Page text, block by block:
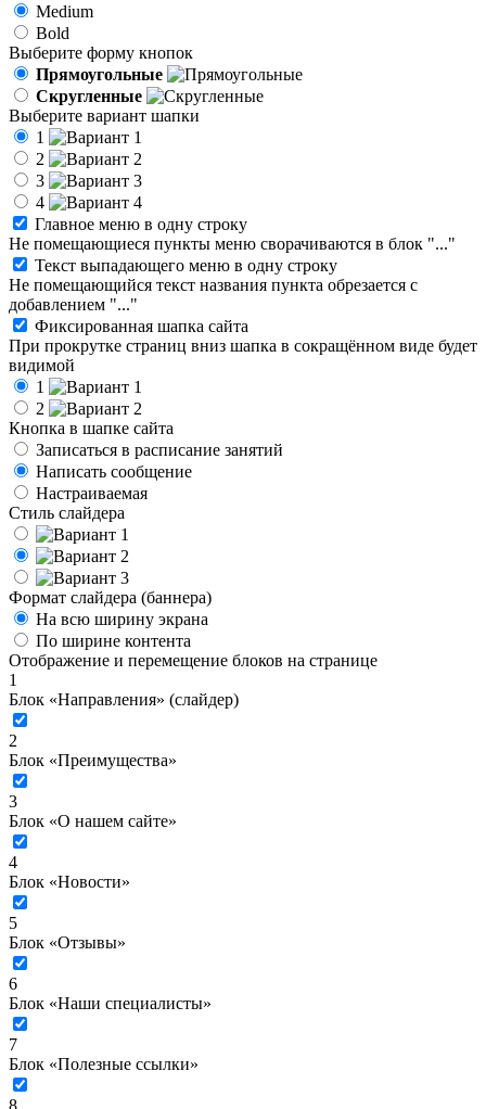
Medium
Bold
Выберите форму кнопок
Прямоугольные
Скругленные
Выберите вариант шапки
1
2
3
4
Главное меню в одну строку
Не помещающиеся пункты меню сворачиваются в блок "..."
Текст выпадающего меню в одну строку
Не помещающийся текст названия пункта обрезается с
добавлением "..."
Фиксированная шапка сайта
При прокрутке страниц вниз шапка в сокращённом виде будет
видимой
1
2
Кнопка в шапке сайта
Записаться в расписание занятий
Написать сообщение
Настраиваемая
Стиль слайдера
Формат слайдера (баннера)
На всю ширину экрана
По ширине контента
Отображение и перемещение блоков на странице
1
Блок «Направления» (слайдер)
2
Блок «Преимущества»
3
Блок «О нашем сайте»
4
Блок «Новости»
5
Блок «Отзывы»
6
Блок «Наши специалисты»
7
Блок «Полезные ссылки»
8